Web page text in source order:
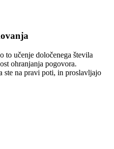
to učenje določenega števila
ohranjanja pogovora.
ste na pravi poti, in proslavljajo